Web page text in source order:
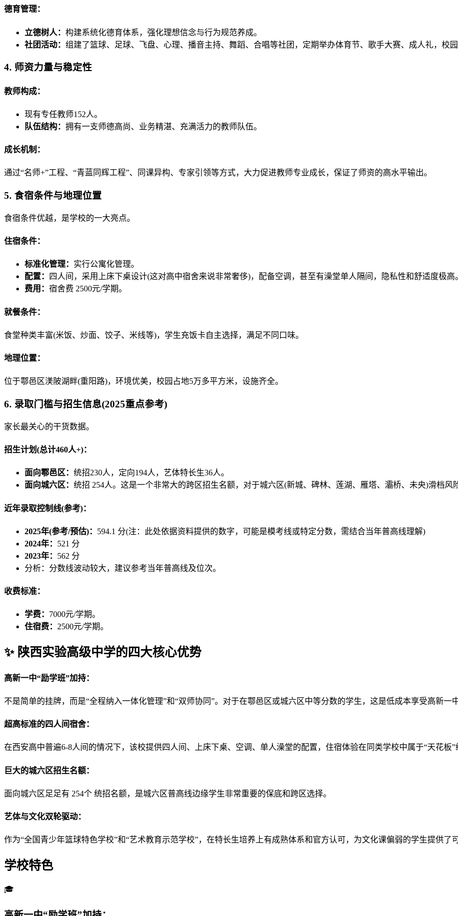
德育管理：
立德树人： 构建系统化德育体系，强化理想信念与行为规范养成。
社团活动： 组建了篮球、足球、飞盘、心理、播音主持、舞蹈、合唱等社团，定期举办体育节、歌手大赛、成人礼，校园
4. 师资力量与稳定性
教师构成：
现有专任教师152人。
队伍结构： 拥有一支师德高尚、业务精湛、充满活力的教师队伍。
成长机制：
通过“名师+”工程、“青蓝同辉工程”、同课异构、专家引领等方式，大力促进教师专业成长，保证了师资的高水平输出。
5. 食宿条件与地理位置
食宿条件优越，是学校的一大亮点。
住宿条件：
标准化管理： 实行公寓化管理。
配置：
四人间，采用上床下桌设计(这对高中宿舍来说非常奢侈)，配备空调，甚至有澡堂单人隔间，隐私性和舒适度极高
费用： 宿舍费 2500元/学期。
就餐条件：
食堂种类丰富(米饭、炒面、饺子、米线等)，学生充饭卡自主选择，满足不同口味。
地理位置：
位于鄠邑区渼陂湖畔(重阳路)，环境优美，校园占地5万多平方米，设施齐全。
6. 录取门槛与招生信息(2025重点参考)
家长最关心的干货数据。
招生计划(总计460人+)：
面向鄠邑区： 统招230人，定向194人，艺体特长生36人。
面向城六区： 统招 254人。这是一个非常大的跨区招生名额，对于城六区(新城、碑林、莲湖、雁塔、灞桥、未央)滑档风
近年录取控制线(参考)：
2025年(参考/预估)： 594.1 分(注：此处依据资料提供的数字，可能是模考线或特定分数，需结合当年普高线理解)
2024年： 521 分
2023年： 562 分
分析：分数线波动较大，建议参考当年普高线及位次。
收费标准：
学费： 7000元/学期。
住宿费： 2500元/学期。
✨ 陕西实验高级中学的四大核心优势
高新一中“励学班”加持：
不是简单的挂牌，而是“全程纳入一体化管理”和“双师协同”。对于在鄠邑区或城六区中等分数的学生，这是低成本享受高新一
超高标准的四人间宿舍：
在西安高中普遍6-8人间的情况下，该校提供四人间、上床下桌、空调、单人澡堂的配置，住宿体验在同类学校中属于“天花板”
巨大的城六区招生名额：
面向城六区足足有 254个 统招名额，是城六区普高线边缘学生非常重要的保底和跨区选择。
艺体与文化双轮驱动：
作为“全国青少年篮球特色学校”和“艺术教育示范学校”，在特长生培养上有成熟体系和官方认可，为文化课偏弱的学生提供了
学校特色
🎓